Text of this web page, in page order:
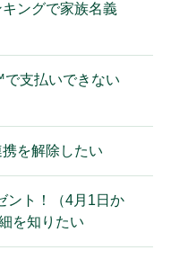
キングで家族名義
支払いできない
を解除したい
ント！（4月1日か
を知りたい